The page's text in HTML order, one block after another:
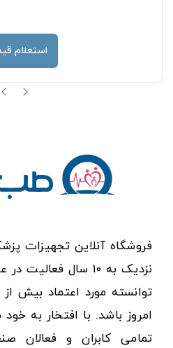
استعلام
فروشگاه آنلاین تجهیزات
نزدیک به ۱۰ سال
امروز باشد. با افتخار به
تمامی کابران و فعالان